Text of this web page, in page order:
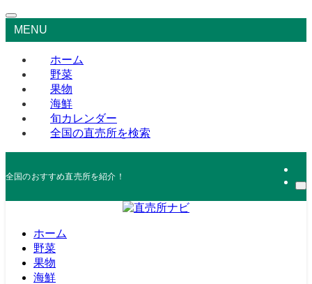
MENU
ホーム
野菜
果物
海鮮
旬カレンダー
全国の直売所を検索
全国のおすすめ直売所を紹介！
ホーム
野菜
果物
海鮮